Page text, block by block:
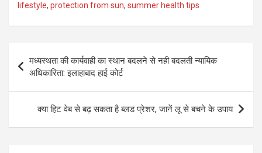
lifestyle, protection from sun, summer health tips
navigation
मध्यस्थता की कार्यवाही का स्थान बदलने से नही बदलती न्यायिक
अधिकारिता: इलाहाबाद हाई कोर्ट
क्या हिट वेब से बढ़ सकता है ब्लड प्रेशर, जानें लू से बचने के उपाय